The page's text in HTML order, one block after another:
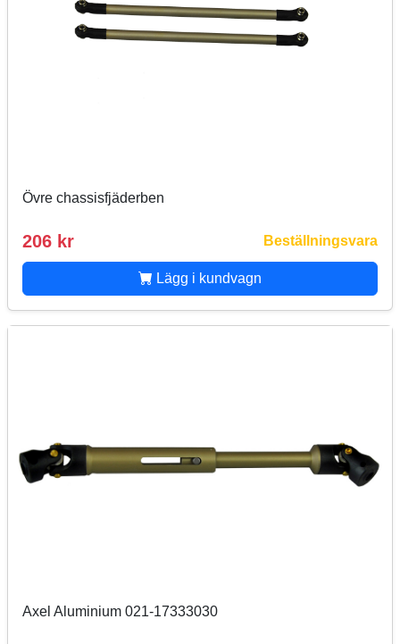
Övre chassisfjäderben
206 kr Beställningsvara
Lägg i kundvagn
Axel Aluminium 021-17333030